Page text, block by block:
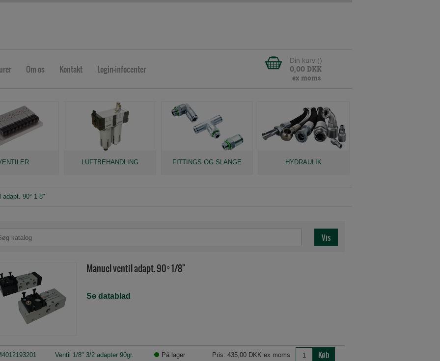
Om os Kontakt Login-infocenter
Din kurv ()
0,00 DKK
ex moms
LUFTBEHANDLING FITTINGS OG SLANGE HYDRAULIK
adapt. 90° 1-8"
Manuel ventil adapt. 90° 1/8"
Se datablad
Ventil 1/8" 3/2 adapter 90gr. På lager Pris: 435,00 DKK ex moms Køb